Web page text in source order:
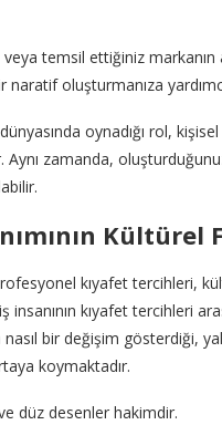
temsil ettiğiniz markanın
naratif oluşturmanıza
oynadığı rol,
Aynı zamanda,
Kültürel
kıyafet tercihleri,
insanının kıyafet tercihleri
bir değişim gösterdiği,
koymaktadır.
düz desenler hakimdir.